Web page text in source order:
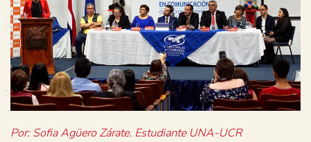
Por: Sofia Agüero Zárate. Estudiante UNA-UCR